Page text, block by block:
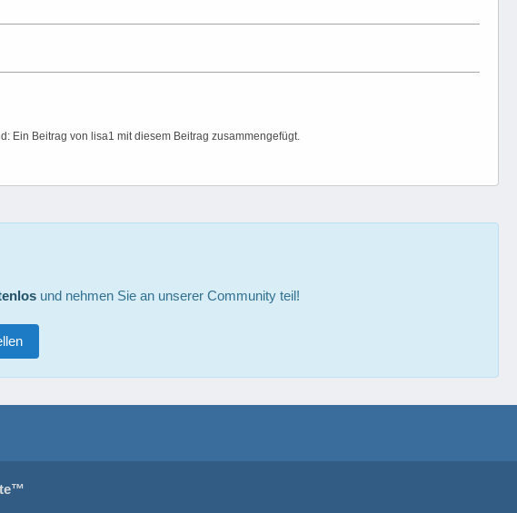
Ein Beitrag von lisa1 mit diesem Beitrag zusammengefügt.
und nehmen Sie an unserer Community teil!